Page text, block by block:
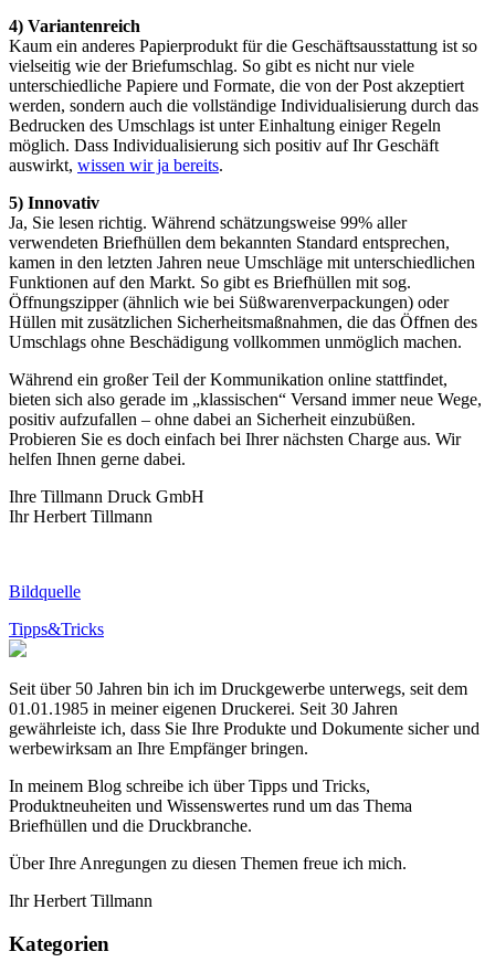
4) Variantenreich
Kaum ein anderes Papierprodukt für die Geschäftsausstattung ist so
vielseitig wie der Briefumschlag. So gibt es nicht nur viele
unterschiedliche Papiere und Formate, die von der Post akzeptiert
werden, sondern auch die vollständige Individualisierung durch das
Bedrucken des Umschlags ist unter Einhaltung einiger Regeln
möglich. Dass Individualisierung sich positiv auf Ihr Geschäft
auswirkt, wissen wir ja bereits.
5) Innovativ
Ja, Sie lesen richtig. Während schätzungsweise 99% aller
verwendeten Briefhüllen dem bekannten Standard entsprechen,
kamen in den letzten Jahren neue Umschläge mit unterschiedlichen
Funktionen auf den Markt. So gibt es Briefhüllen mit sog.
Öffnungszipper (ähnlich wie bei Süßwarenverpackungen) oder
Hüllen mit zusätzlichen Sicherheitsmaßnahmen, die das Öffnen des
Umschlags ohne Beschädigung vollkommen unmöglich machen.
Während ein großer Teil der Kommunikation online stattfindet,
bieten sich also gerade im „klassischen“ Versand immer neue Wege,
positiv aufzufallen – ohne dabei an Sicherheit einzubüßen.
Probieren Sie es doch einfach bei Ihrer nächsten Charge aus. Wir
helfen Ihnen gerne dabei.
Ihre Tillmann Druck GmbH
Ihr Herbert Tillmann
Bildquelle
Tipps&Tricks
Seit über 50 Jahren bin ich im Druckgewerbe unterwegs, seit dem
01.01.1985 in meiner eigenen Druckerei. Seit 30 Jahren
gewährleiste ich, dass Sie Ihre Produkte und Dokumente sicher und
werbewirksam an Ihre Empfänger bringen.
In meinem Blog schreibe ich über Tipps und Tricks,
Produktneuheiten und Wissenswertes rund um das Thema
Briefhüllen und die Druckbranche.
Über Ihre Anregungen zu diesen Themen freue ich mich.
Ihr Herbert Tillmann
Kategorien